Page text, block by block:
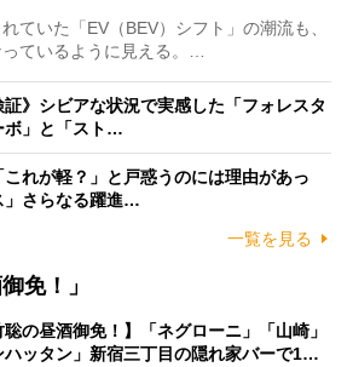
ていた「EV（BEV）シフト」の潮流も、
ているように見える。…
証》シビアな状況で実感した「フォレスタ
」と「スト…
れが軽？」と戸惑うのには理由があっ
さらなる躍進…
一覧を見る
免！」
聡の昼酒御免！】「ネグローニ」「山崎」
ハッタン」新宿三丁目の隠れ家バーで1…